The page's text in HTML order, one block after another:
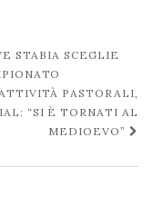
STABIA SCEGLIE
PASTORALI,
“SI È TORNATI AL
MEDIOEVO”